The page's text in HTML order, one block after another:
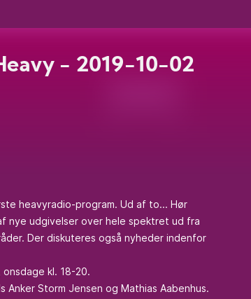
- 2019-10-02
heavyradio-program. Ud af to... Hør
nye udgivelser over hele spektret ud fra
Der diskuteres også nyheder indenfor
kl. 18-20.
Storm Jensen og Mathias Aabenhus.